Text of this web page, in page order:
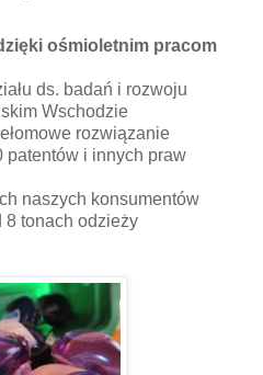
ośmioletnim pracom
ds. badań i rozwoju
Wschodzie
rozwiązanie
patentów i innych praw
naszych konsumentów
8 tonach odzieży